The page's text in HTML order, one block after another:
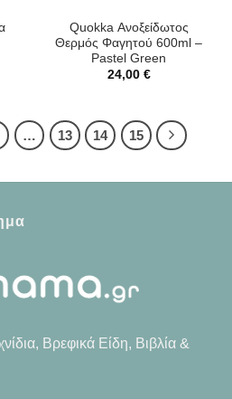
Quokka Ανοξείδωτος
Θερμός Φαγητού 600ml –
Pastel Green
24,00 €
… 13 14 15
Βρεφικά Είδη, Βιβλία &